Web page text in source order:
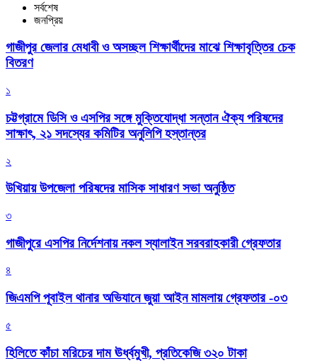
সর্বশেষ
জনপ্রিয়
গাজীপুর জেলার মেধাবী ও অসচ্ছল শিক্ষার্থীদের মাঝে শিক্ষাবৃত্তির চেক
বিতরণ
১
চট্টগ্রামে ডিসি ও এসপির সঙ্গে মুক্তিযোদ্ধা সন্তান ঐক্য পরিষদের
সাক্ষাৎ, ২১ সদস্যের কমিটির অনুলিপি হস্তান্তর
২
উখিয়ায় উপজেলা পরিষদের মাসিক সাধারণ সভা অনুষ্ঠিত
৩
গাজীপুরে এসপির নির্দেশনায় নকল স্যালাইন সরবরাহকারী গ্রেফতার
৪
জিএমপি পূবাইল থানার অভিযানে জুয়া আইন মামলায় গ্রেফতার -০৩
৫
হিলিতে কাঁচা মরিচের দাম ঊর্ধ্বমুখী, প্রতিকেজি ৩২০ টাকা